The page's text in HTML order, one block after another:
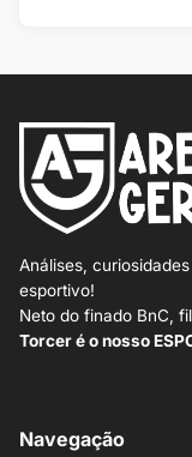
Análises,
esportivo!
Neto do finado BnC,
Torcer é o nosso
Navegação